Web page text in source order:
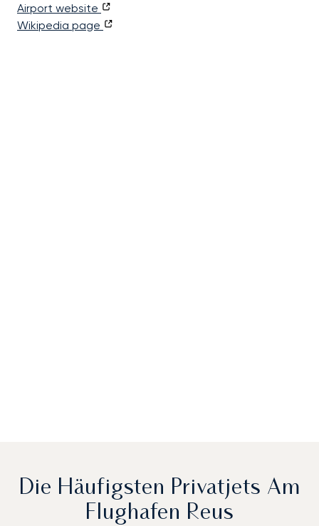
Airport website
Wikipedia page
Die Häufigsten Privatjets Am
Flughafen Reus